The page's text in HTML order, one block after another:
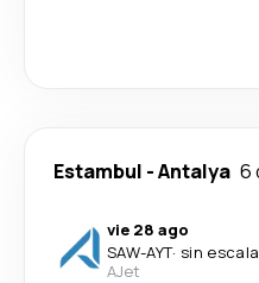
Estambul -Antalya 6
vie 28 ago
SAW-AYT· sin escala
AJet